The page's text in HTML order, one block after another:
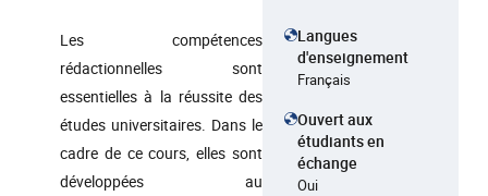
Les compétences
rédactionnelles sont
essentielles à la réussite des
études universitaires. Dans le
cadre de ce cours, elles sont
développées au
Langues
d'enseignement
Français
Ouvert aux
étudiants en
échange
Oui